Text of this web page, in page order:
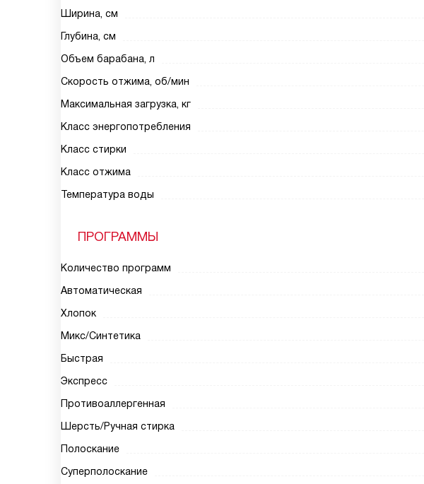
Ширина, см
Глубина, см
Объем барабана, л
Скорость отжима, об/мин
Максимальная загрузка, кг
Класс энергопотребления
Класс стирки
Класс отжима
Температура воды
ПРОГРАММЫ
Количество программ
Автоматическая
Хлопок
Микс/Синтетика
Быстрая
Экспресс
Противоаллергенная
Шерсть/Ручная стирка
Полоскание
Суперполоскание